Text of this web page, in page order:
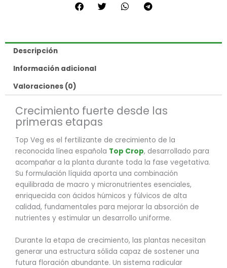
Descripción
Información adicional
Valoraciones (0)
Crecimiento fuerte desde las
primeras etapas
Top Veg es el fertilizante de crecimiento de la
reconocida línea española Top Crop, desarrollado para
acompañar a la planta durante toda la fase vegetativa.
Su formulación líquida aporta una combinación
equilibrada de macro y micronutrientes esenciales,
enriquecida con ácidos húmicos y fúlvicos de alta
calidad, fundamentales para mejorar la absorción de
nutrientes y estimular un desarrollo uniforme.
Durante la etapa de crecimiento, las plantas necesitan
generar una estructura sólida capaz de sostener una
futura floración abundante. Un sistema radicular